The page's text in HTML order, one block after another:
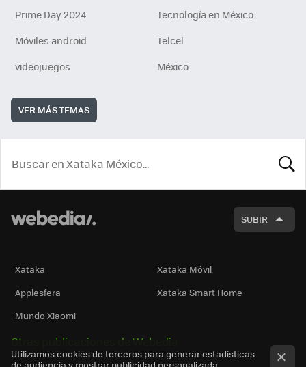
Prime Day 2024
Tecnología en México
Móviles android
Telcel
videojuegos
México
VER MÁS TEMAS
SUBIR
Xataka
Xataka Móvil
Applesfera
Xataka Smart Home
Mundo Xiaomi
Otras publicaciones de Webedia
Utilizamos cookies de terceros para generar estadísticas